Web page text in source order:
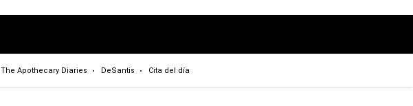
The Apothecary Diaries DeSantis Cita del día